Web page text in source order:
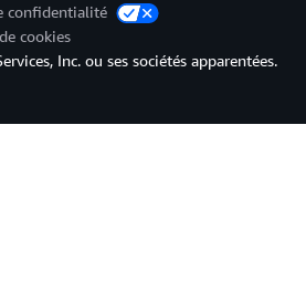
confidentialité
cookies
Inc. ou ses sociétés apparentées.